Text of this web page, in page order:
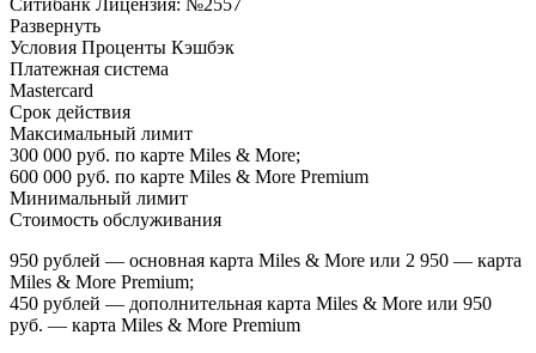
Развернуть
Условия Проценты Кэшбэк
Платежная система
Mastercard
Срок действия
Максимальный лимит
300 000 руб. по карте Miles & More;
600 000 руб. по карте Miles & More Premium
Минимальный лимит
Стоимость обслуживания
950 рублей — основная карта Miles & More или 2 950 — карта
Miles & More Premium;
450 рублей — дополнительная карта Miles & More или 950
руб. — карта Miles & More Premium